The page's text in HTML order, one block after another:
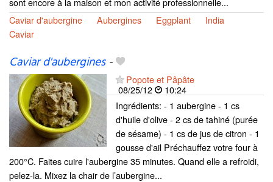
Caviar d'aubergine
Aubergines Eggplant
India
Caviar
Caviar d'aubergines-
Popote et Pâpâte
08/25/12
10:24
Ingrédients: - 1 aubergine - 1 cs
d'huile d'olive - 2 cs de tahiné (purée
de sésame) - 1 cs de jus de citron - 1
gousse d'ail Préchauffez votre four à
200°C. Faites cuire l'aubergine 35 minutes. Quand elle a refroidi,
pelez-la. Mixez la chair de l’aubergine...